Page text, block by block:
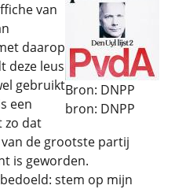
Bron: DNPP
bron: DNPP
van
daarop
deze leus
gebruikt
een
zo dat
de grootste partij
is geworden.
stem op mijn